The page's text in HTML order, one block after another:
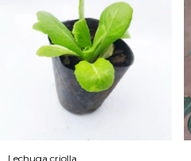
Lechuga criolla